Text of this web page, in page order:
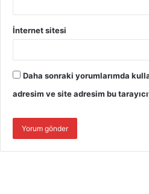
İnternet sitesi
Daha sonraki yorumlarımda
adresim ve site adresim bu